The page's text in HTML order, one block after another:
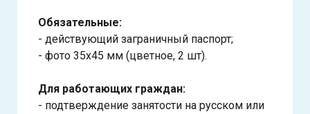
Обязательные:
- действующий заграничный паспорт;
- фото 35х45 мм (цветное, 2 шт).
Для работающих граждан:
- подтверждение занятости на русском или